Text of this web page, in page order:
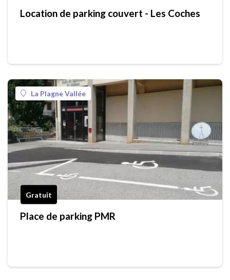
Location de parking couvert - Les Coches
La Plagne Vallée
Gratuit
Place de parking PMR